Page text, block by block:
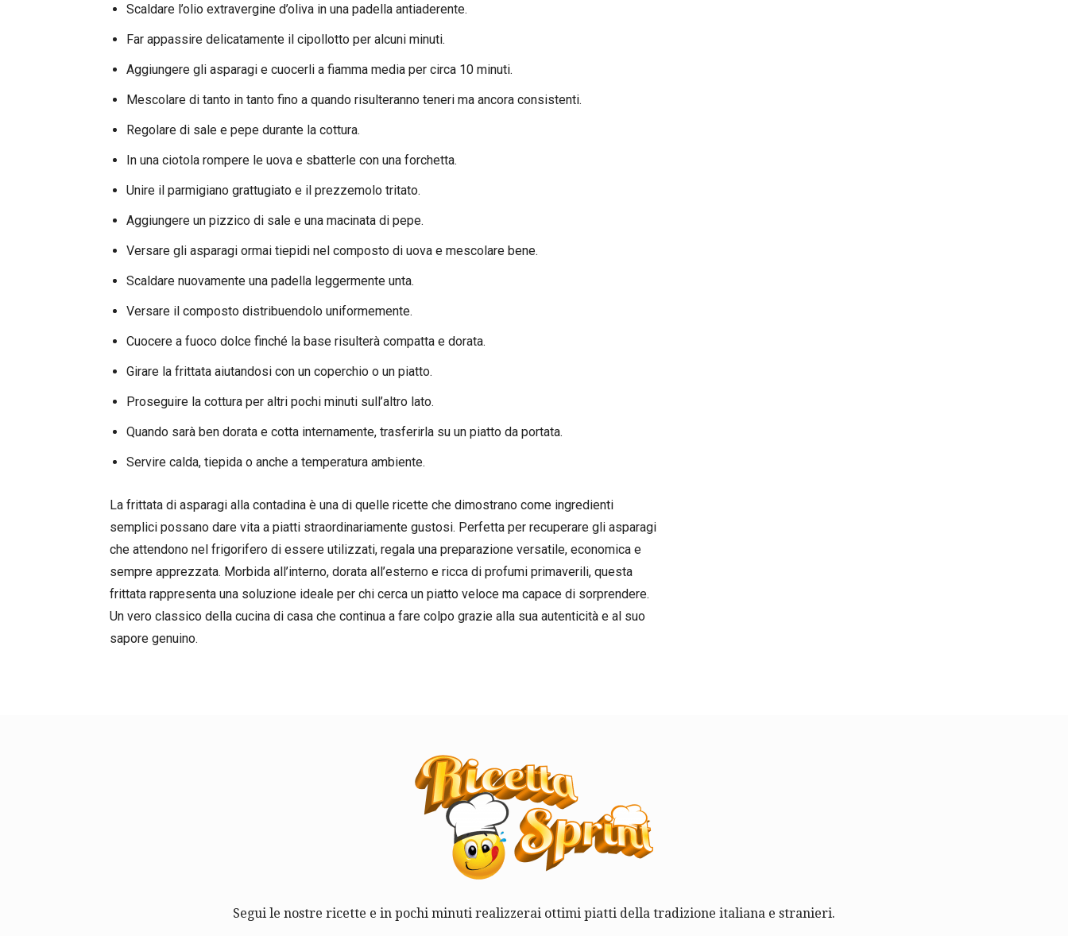
Scaldare l’olio extravergine d’oliva in una padella antiaderente.
Far appassire delicatamente il cipollotto per alcuni minuti.
Aggiungere gli asparagi e cuocerli a fiamma media per circa 10 minuti.
Mescolare di tanto in tanto fino a quando risulteranno teneri ma ancora consistenti.
Regolare di sale e pepe durante la cottura.
In una ciotola rompere le uova e sbatterle con una forchetta.
Unire il parmigiano grattugiato e il prezzemolo tritato.
Aggiungere un pizzico di sale e una macinata di pepe.
Versare gli asparagi ormai tiepidi nel composto di uova e mescolare bene.
Scaldare nuovamente una padella leggermente unta.
Versare il composto distribuendolo uniformemente.
Cuocere a fuoco dolce finché la base risulterà compatta e dorata.
Girare la frittata aiutandosi con un coperchio o un piatto.
Proseguire la cottura per altri pochi minuti sull’altro lato.
Quando sarà ben dorata e cotta internamente, trasferirla su un piatto da portata.
Servire calda, tiepida o anche a temperatura ambiente.
La frittata di asparagi alla contadina è una di quelle ricette che dimostrano come ingredienti
semplici possano dare vita a piatti straordinariamente gustosi. Perfetta per recuperare gli asparagi
che attendono nel frigorifero di essere utilizzati, regala una preparazione versatile, economica e
sempre apprezzata. Morbida all’interno, dorata all’esterno e ricca di profumi primaverili, questa
frittata rappresenta una soluzione ideale per chi cerca un piatto veloce ma capace di sorprendere.
Un vero classico della cucina di casa che continua a fare colpo grazie alla sua autenticità e al suo
sapore genuino.
Segui le nostre ricette e in pochi minuti realizzerai ottimi piatti della tradizione italiana e stranieri.